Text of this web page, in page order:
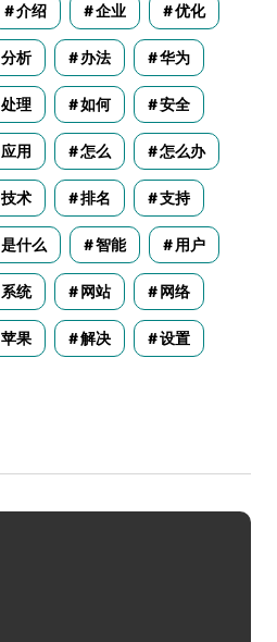
介绍 企业 优化
分析 办法 华为
处理 如何 安全
应用 怎么 怎么办
技术 排名 支持
是什么 智能 用户
系统 网站 网络
苹果 解决 设置